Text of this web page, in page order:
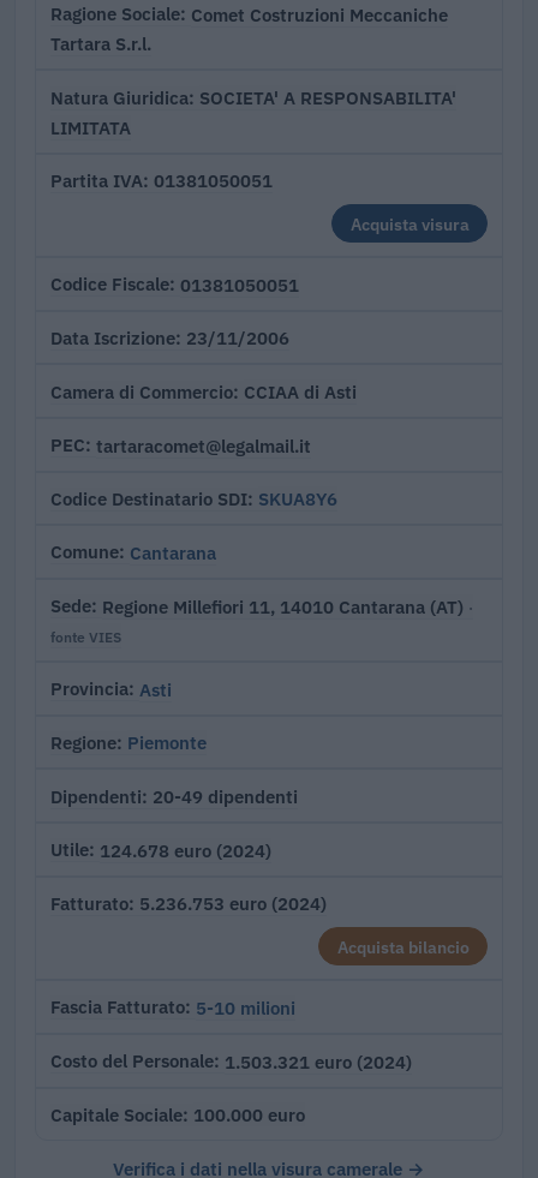
Ragione Sociale Comet Costruzioni Meccaniche
Tartara S.r.l.
Natura Giuridica SOCIETA' A RESPONSABILITA'
LIMITATA
Partita IVA 01381050051
Acquista visura
Codice Fiscale 01381050051
Data Iscrizione 23/11/2006
Camera di Commercio CCIAA di Asti
PEC tartaracomet@legalmail.it
Codice Destinatario SDI SKUA8Y6
Comune Cantarana
Sede Regione Millefiori 11, 14010 Cantarana (AT) ·
fonte VIES
Provincia Asti
Regione Piemonte
Dipendenti 20-49 dipendenti
Utile 124.678 euro (2024)
Fatturato 5.236.753 euro (2024)
Acquista bilancio
Fascia Fatturato 5-10 milioni
Costo del Personale 1.503.321 euro (2024)
Capitale Sociale 100.000 euro
Verifica i dati nella visura camerale →